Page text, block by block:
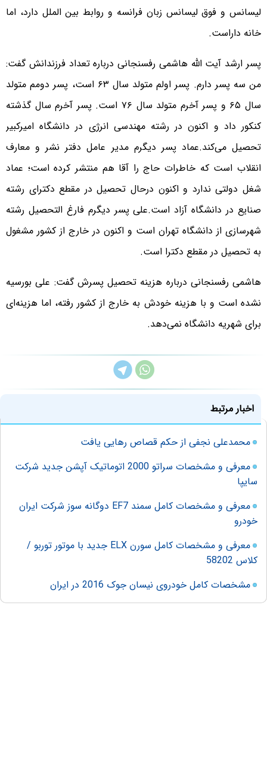
لیسانس و فوق لیسانس زبان فرانسه و روابط بین الملل دارد، اما
خانه داراست.
پسر ارشد آیت الله هاشمی رفسنجانی درباره تعداد فرزندانش گفت:
من سه پسر دارم. پسر اولم متولد سال ۶۳ است، پسر دومم متولد
سال ۶۵ و پسر آخرم متولد سال ۷۶ است. پسر آخرم سال گذشته
کنکور داد و اکنون در رشته مهندسی انرژی در دانشگاه امیرکبیر
تحصیل می‌کند.عماد پسر دیگرم مدیر عامل دفتر نشر و معارف
انقلاب است که خاطرات حاج را آقا هم منتشر کرده است؛ عماد
شغل دولتی ندارد و اکنون درحال تحصیل در مقطع دکترای رشته
صنایع در دانشگاه آزاد است.علی پسر دیگرم فارغ التحصیل رشته
شهرسازی از دانشگاه تهران است و اکنون در خارج از کشور مشغول
به تحصیل در مقطع دکترا است.
هاشمی رفسنجانی درباره هزینه تحصیل پسرش گفت: علی بورسیه
نشده است و با هزینه خودش به خارج از کشور رفته، اما هزینه‌ای
برای شهریه دانشگاه نمی‌دهد.
اخبار مرتبط
محمدعلی نجفی از حکم قصاص رهایی یافت
معرفی و مشخصات سراتو 2000 اتوماتیک آپشن جدید شرکت
سایپا
معرفی و مشخصات کامل سمند EF7 دوگانه سوز شرکت ایران
خودرو
معرفی و مشخصات کامل سورن ELX جدید با موتور توربو /
کلاس 58202
مشخصات کامل خودروی نیسان جوک 2016 در ایران